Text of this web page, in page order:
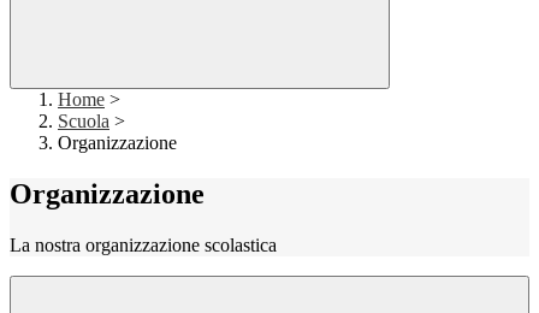
Home >
Scuola >
Organizzazione
Organizzazione
La nostra organizzazione scolastica